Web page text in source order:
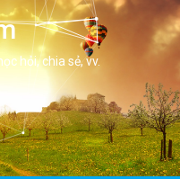
hỏi, chia sẻ, vv.